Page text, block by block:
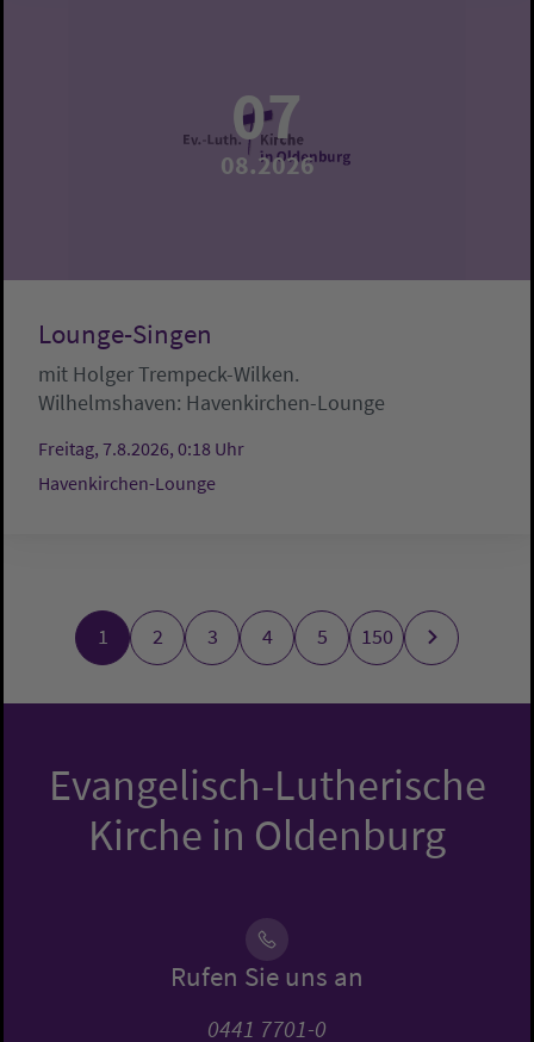
07
08.2026
Lounge-Singen
mit Holger Trempeck-Wilken.
Wilhelmshaven: Havenkirchen-Lounge
Freitag, 7.8.2026, 0:18 Uhr
Havenkirchen-Lounge
1 2 3 4 5 150
Evangelisch-Lutherische
Kirche in Oldenburg
Rufen Sie uns an
0441 7701-0